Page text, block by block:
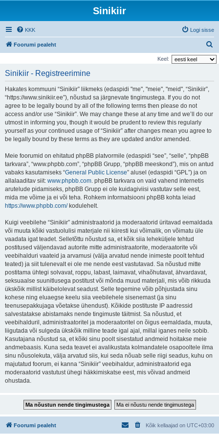
Sinikiir
KKK Logi sisse
Foorumi pealeht
t
Keel:
Sinikiir - Registreerimine
Hakates kommuuni “Sinikiir” liikmeks (edaspidi "me", "meie", "meid", “Sinikiir”,
“https://www.sinikiir.ee”), nõustud sa järgnevate tingimustega. If you do not
agree to be legally bound by all of the following terms then please do not
access and/or use “Sinikiir”. We may change these at any time and we’ll do our
utmost in informing you, though it would be prudent to review this regularly
yourself as your continued usage of “Sinikiir” after changes mean you agree to
be legally bound by these terms as they are updated and/or amended.
Meie foorumid on ehitatud phpBB platvormile (edaspidi “see”, “selle”, “phpBB
tarkvara”, “www.phpbb.com”, “phpBB Grupp, “phpBB meeskond”), mis on antud
vabaks kasutamiseks “General Public License” alusel (edaspidi “GPL”) ja on
allalaaditav siit: www.phpbb.com. phpBB tarkvara on vaid vahend internetis
arutelude pidamiseks, phpBB Grupp ei ole kuidagiviisi vastutav selle eest,
mida me võime ja ei või teha. Rohkem informatsiooni phpBB kohta leiad
https://www.phpbb.com/kodulehelt.
Kuigi veebilehe “Sinikiir” administraatorid ja moderaatorid üritavad eemaldada
või muuta kõiki vastuolulisi materjale nii kiiresti kui võimalik, on võimatu üle
vaadata igat teadet. Selletõttu nõustud sa, et kõik siia leheküljele tehtud
postitused väljendavad autorite mitte administraatorite, moderaatorite või
veebihalduri vaateid ja arvamusi (välja arvatud nende inimeste poolt tehtud
teated) ja siit tulenevalt ei ole me nende eest vastutavad. Sa nõustud mitte
postitama ühtegi solvavat, roppu, labast, laimavat, vihaõhutavat, ähvardavat,
seksuaalse suunitlusega postitust või mõnda muud materjali, mis võib rikkuda
ükskõik millist käibelolevat seadust. Selle tegemine võib põhjustada sinu
kohese ning eluaegse keelu siia veebilehele sisenemast (ja sinu
teenusepakkujaga võetakse ühendust). Kõikide postituste IP aadressid
salvestatakse abistamaks nende tingimuste täitmist. Sa nõustud, et
veebihalduril, administraatoritel ja moderaatoritel on õigus eemaldada, muuta,
liigutada või sulgeda ükskõik milline teade igal ajal, millal iganes neile sobib.
Kasutajana nõustud sa, et kõiki sinu poolt sisestatud andmeid hoitakse meie
andmebaasis. Kuna seda teavet ei avalikustata kolmandatele osapooltele ilma
sinu nõusolekuta, välja arvatud siis, kui seda nõuab selle riigi seadus, kuhu on
majutatud foorum, ei kanna “Sinikiir” veebihaldur, administraatorid ega
moderaatorid vastutust ühegi häkkimiskatse eest, mis võivad andmeid
ohustada.
Foorumi pealeht Kõik kellaajad on UTC+03:00